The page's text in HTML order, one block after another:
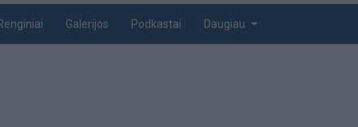
top
Galerijos Podkastai Daugiau